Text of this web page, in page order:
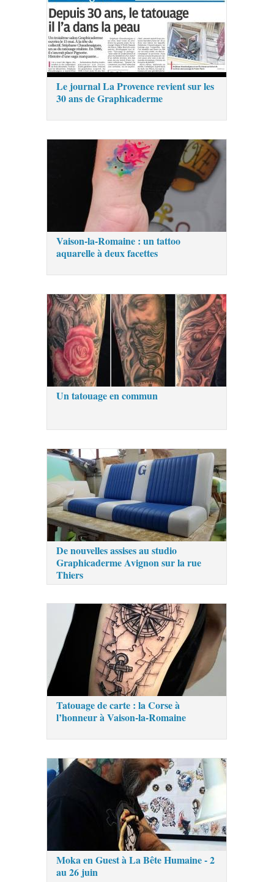
Le journal La Provence revient sur les
30 ans de Graphicaderme
Vaison-la-Romaine : un tattoo
aquarelle à deux facettes
Un tatouage en commun
De nouvelles assises au studio
Graphicaderme Avignon sur la rue
Thiers
Tatouage de carte : la Corse à
l’honneur à Vaison-la-Romaine
Moka en Guest à La Bête Humaine - 2
au 26 juin